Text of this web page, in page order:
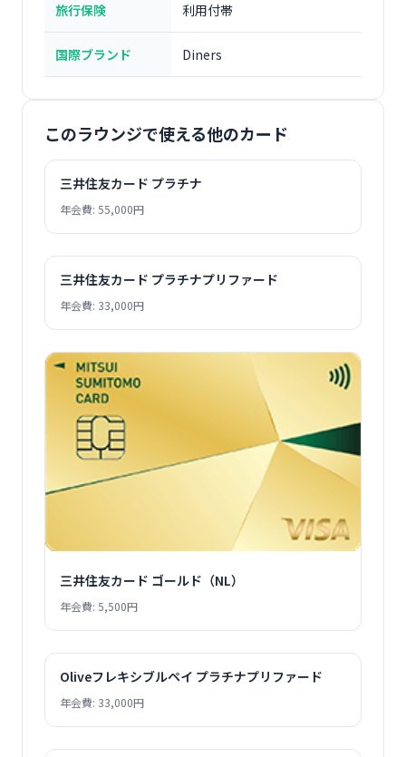
旅行保険 利用付帯
国際ブランド Diners
このラウンジで使える他のカード
三井住友カード プラチナ
年会費: 55,000円
三井住友カード プラチナプリファード
年会費: 33,000円
三井住友カード ゴールド（NL）
年会費: 5,500円
Oliveフレキシブルペイ プラチナプリファード
年会費: 33,000円